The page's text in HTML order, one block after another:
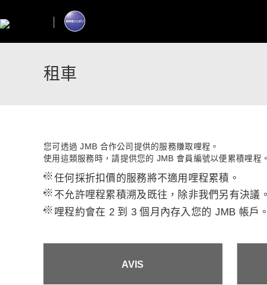
租車
您可透過 JMB 合作公司提供的服務賺取哩程。
使用這類服務時，請提供您的 JMB 會員編號以便累積哩程
*
任何採折扣價的服務將不適用哩程累積。
*
不允許哩程累積溯及既往，除非我們另有決議
*
哩程約會在 2 到 3 個月內存入您的 JMB 帳戶
AVIS